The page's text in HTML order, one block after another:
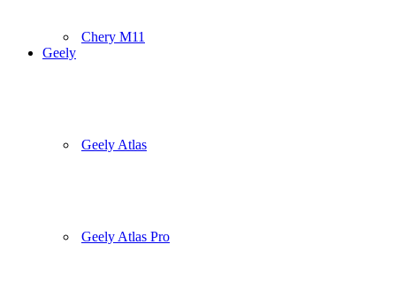
Chery M11
Geely
Geely Atlas
Geely Atlas Pro